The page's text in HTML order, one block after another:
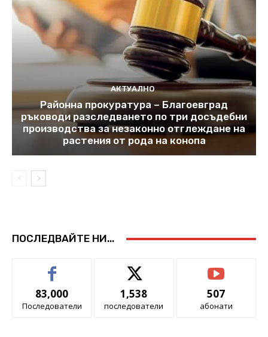
АКТУАЛНО
Районна прокуратура – Благоевград
ръководи разследването по три досъдебни
производства за незаконно отглеждане на
растения от рода на конопа
ПОСЛЕДВАЙТЕ НИ...
83,000
Последователи
1,538
последователи
507
абонати